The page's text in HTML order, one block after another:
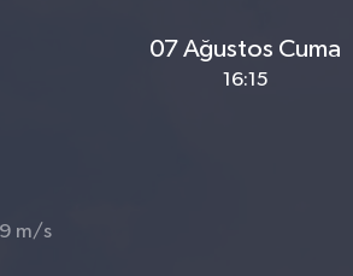
07 Ağustos Cuma
16:15
m/s